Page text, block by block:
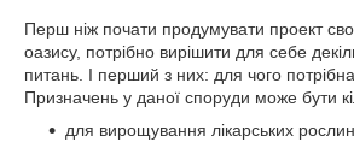
Перш ніж почати продумувати проект
оазису, потрібно вирішити для себе
питань. І перший з них: для чого
Призначень у даної споруди може бути
для вирощування лікарських